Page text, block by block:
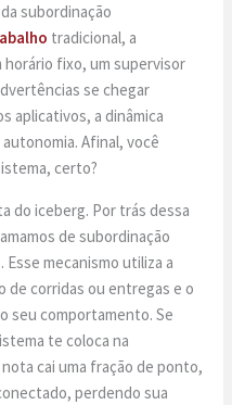
subordinação
tradicional, a
horário fixo, um supervisor
se chegar
aplicativos, a dinâmica
Afinal, você
certo?
do iceberg. Por trás dessa
de subordinação
mecanismo utiliza a
de corridas ou entregas e o
seu comportamento. Se
te coloca na
cai uma fração de ponto,
perdendo sua